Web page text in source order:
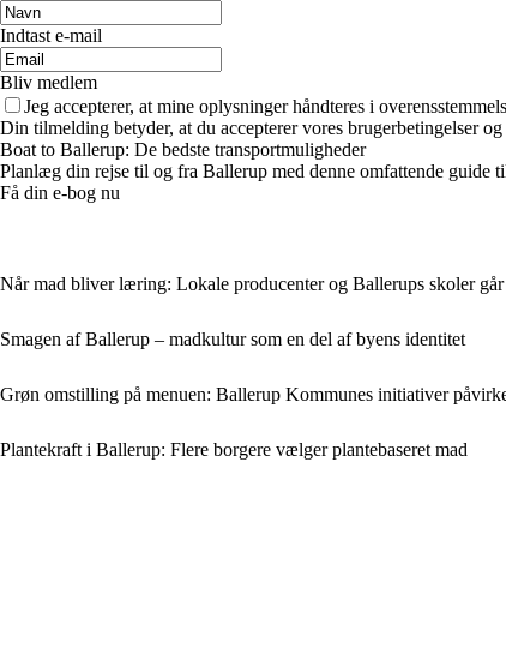
Indtast e-mail
Bliv medlem
Jeg accepterer, at mine oplysninger håndteres i
Din tilmelding betyder, at du accepterer vores brugerbetingelser
Boat to Ballerup: De bedste transportmuligheder
Planlæg din rejse til og fra Ballerup med denne omfattende guide
Få din e-bog nu
Når mad bliver læring: Lokale producenter og Ballerups skoler
Smagen af Ballerup – madkultur som en del af byens identitet
Grøn omstilling på menuen: Ballerup Kommunes initiativer
Plantekraft i Ballerup: Flere borgere vælger plantebaseret mad